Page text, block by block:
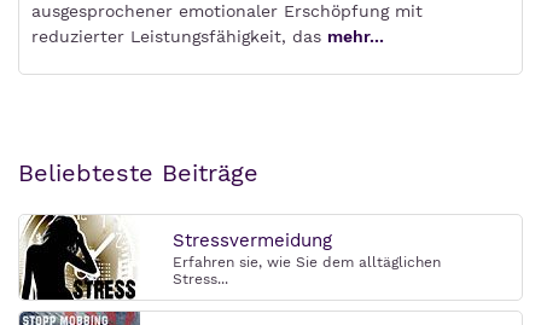
ausgesprochener emotionaler Erschöpfung mit
reduzierter Leistungsfähigkeit, das mehr...
Beliebteste Beiträge
Stressvermeidung
Erfahren sie, wie Sie dem alltäglichen
Stress...